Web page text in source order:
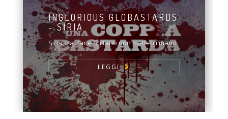
INGLORIOUS GLOBASTARDS
- SIRIA
Siria: tra Zar e Sultano non metterci mano
LEGGI